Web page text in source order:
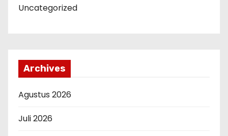
Uncategorized
Archives
Agustus 2026
Juli 2026